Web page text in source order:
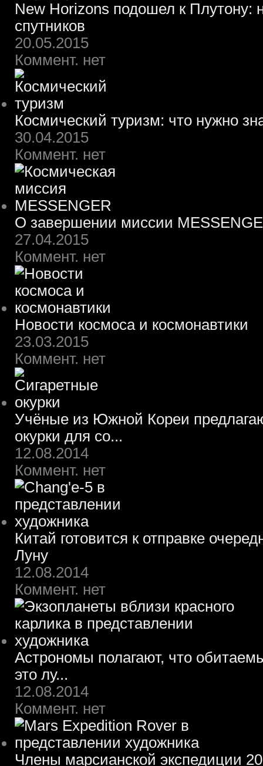
New Horizons подошел к Плутону:
спутников
20.05.2015
Коммент. нет
Космический туризм: что нужно
30.04.2015
Коммент. нет
О завершении миссии
27.04.2015
Коммент. нет
Новости космоса и космонавтики
23.03.2015
Коммент. нет
Учёные из Южной Кореи
окурки для со...
12.08.2014
Коммент. нет
Китай готовится к отправке
Луну
12.08.2014
Коммент. нет
Астрономы полагают, что
это лу...
12.08.2014
Коммент. нет
Члены марсианской экспедиции